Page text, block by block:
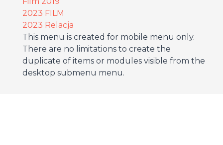
2023 FILM
2023 Relacja
This menu is created for mobile menu only.
There are no limitations to create the
duplicate of items or modules visible from the
desktop submenu menu.